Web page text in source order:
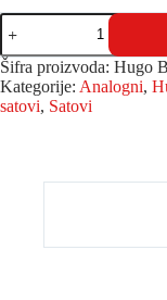
Šifra proizvoda: Hugo
Kategorije: Analogni,
satovi, Satovi